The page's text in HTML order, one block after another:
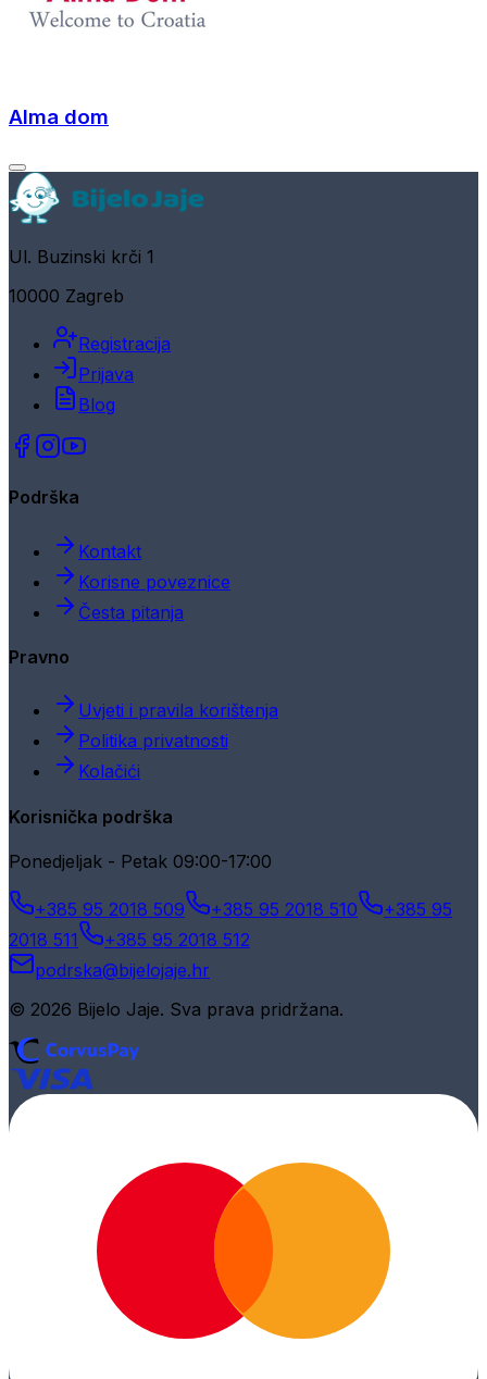
Alma dom
Ul. Buzinski krči 1
10000 Zagreb
Registracija
Prijava
Blog
Podrška
Kontakt
Korisne poveznice
Česta pitanja
Pravno
Uvjeti i pravila korištenja
Politika privatnosti
Kolačići
Korisnička podrška
Ponedjeljak - Petak 09:00-17:00
+385 95 2018 509 +385 95 2018 510
+385 95
2018 511
+385 95 2018 512
podrska@bijelojaje.hr
© 2026 Bijelo Jaje. Sva prava pridržana.